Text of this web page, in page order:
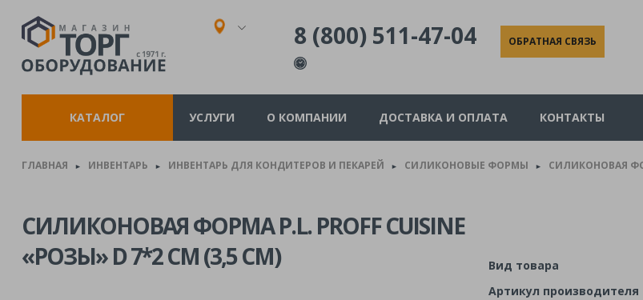
8 (800) 511-47-04 ОБРАТНАЯ СВЯЗЬ
КАТАЛОГ УСЛУГИ О КОМПАНИИ ДОСТАВКА И ОПЛАТА КОНТАКТЫ
ГЛАВНАЯ ► ИНВЕНТАРЬ ► ИНВЕНТАРЬ ДЛЯ КОНДИТЕРОВ И ПЕКАРЕЙ ► СИЛИКОНОВЫЕ ФОРМЫ ► СИЛИКОНОВАЯ
СИЛИКОНОВАЯ ФОРМА P.L. PROFF CUISINE
«РОЗЫ» D 7*2 СМ (3,5 СМ)
Вид товара
Артикул производителя